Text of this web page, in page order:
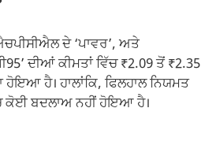
ਦੇ ‘ਪਾਵਰ’, ਅਤੇ
ਦੀਆਂ ਕੀਮਤਾਂ ਵਿੱਚ ₹2.09 ਤੋਂ ₹2.35
ਹੋਇਆ ਹੈ। ਹਾਲਾਂਕਿ, ਫਿਲਹਾਲ ਨਿਯਮਤ
ਕੋਈ ਬਦਲਾਅ ਨਹੀਂ ਹੋਇਆ ਹੈ।